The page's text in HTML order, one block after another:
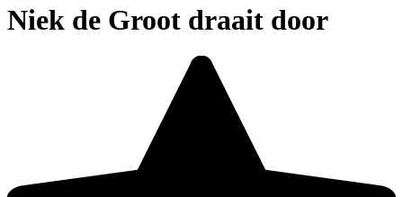
Niek de Groot draait door